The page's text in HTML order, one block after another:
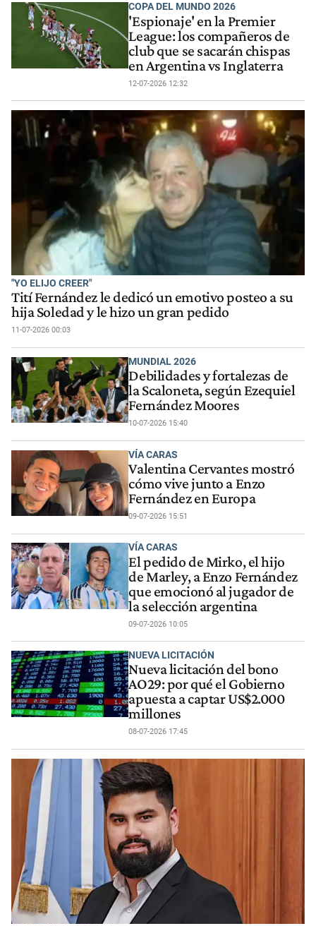
COPA DEL MUNDO 2026
'Espionaje' en la Premier
League: los compañeros de
club que se sacarán chispas
en Argentina vs Inglaterra
12-07-2026 12:32
"YO ELIJO CREER"
Tití Fernández le dedicó un emotivo posteo a su
hija Soledad y le hizo un gran pedido
11-07-2026 00:03
MUNDIAL 2026
Debilidades y fortalezas de
la Scaloneta, según Ezequiel
Fernández Moores
10-07-2026 15:40
VÍA CARAS
Valentina Cervantes mostró
cómo vive junto a Enzo
Fernández en Europa
09-07-2026 15:51
VÍA CARAS
El pedido de Mirko, el hijo
de Marley, a Enzo Fernández
que emocionó al jugador de
la selección argentina
09-07-2026 10:05
NUEVA LICITACIÓN
Nueva licitación del bono
AO29: por qué el Gobierno
apuesta a captar US$2.000
millones
08-07-2026 17:45